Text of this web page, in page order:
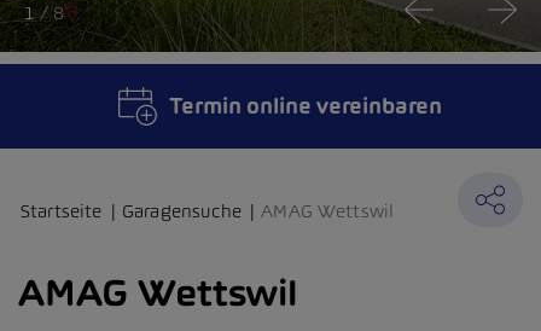
Startseite Garagensuche AMAG Wettswil
AMAG Wettswil
1 / 8
Termin online vereinbaren